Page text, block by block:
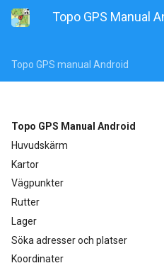
Topo GPS Manual
Topo GPS manual Android
Topo GPS Manual Android
Huvudskärm
Kartor
Vägpunkter
Rutter
Lager
Söka adresser och platser
Koordinater